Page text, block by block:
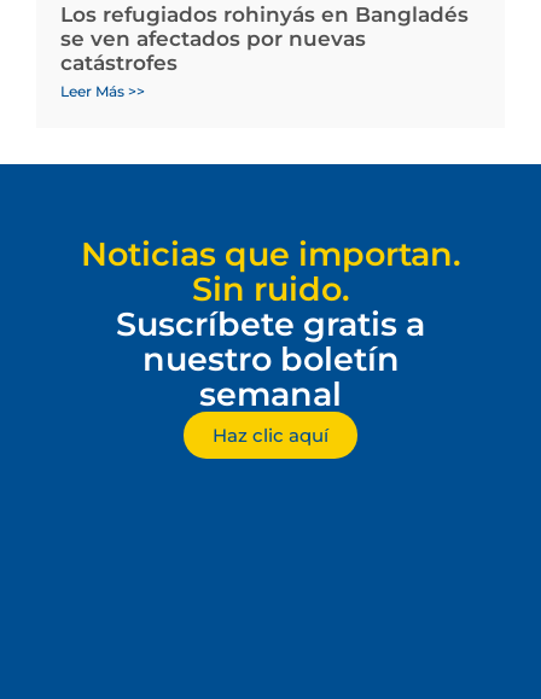
Los refugiados rohinyás en Bangladés
se ven afectados por nuevas
catástrofes
Leer Más >>
Noticias que importan.
Sin ruido.
Suscríbete gratis a
nuestro boletín
semanal
Haz clic aquí